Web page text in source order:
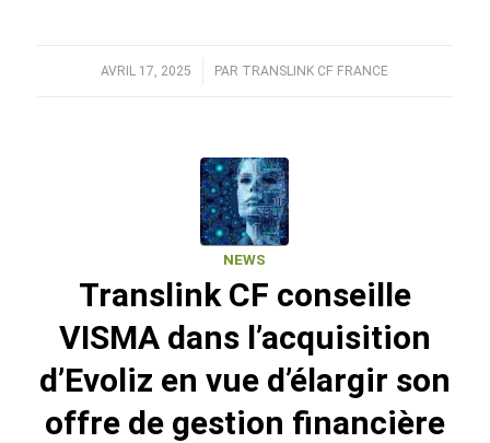
AVRIL 17, 2025
/ PAR TRANSLINK CF FRANCE
NEWS
Translink CF conseille
VISMA dans l’acquisition
d’Evoliz en vue d’élargir son
offre de gestion financière